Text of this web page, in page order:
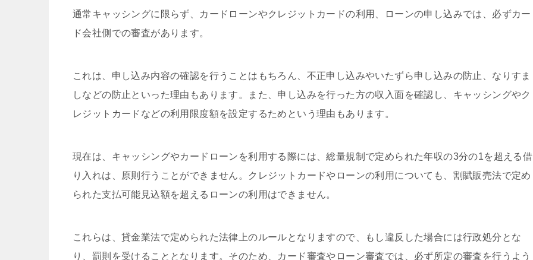
通常キャッシングに限らず、カードローンやクレジットカードの利用、ローンの申し込みでは、必ずカー
ド会社側での審査があります。
これは、申し込み内容の確認を行うことはもちろん、不正申し込みやいたずら申し込みの防止、なりすま
しなどの防止といった理由もあります。また、申し込みを行った方の収入面を確認し、キャッシングやク
レジットカードなどの利用限度額を設定するためという理由もあります。
現在は、キャッシングやカードローンを利用する際には、総量規制で定められた年収の3分の1を超える借
り入れは、原則行うことができません。クレジットカードやローンの利用についても、割賦販売法で定め
られた支払可能見込額を超えるローンの利用はできません。
これらは、貸金業法で定められた法律上のルールとなりますので、もし違反した場合には行政処分とな
り、罰則を受けることとなります。そのため、カード審査やローン審査では、必ず所定の審査を行うよう